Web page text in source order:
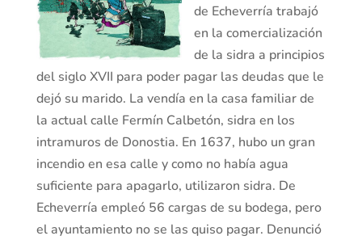
de Echeverría trabajó
en la comercialización
de la sidra a principios
del siglo XVII para poder pagar las deudas que le
dejó su marido. La vendía en la casa familiar de
la actual calle Fermín Calbetón, sidra en los
intramuros de Donostia. En 1637, hubo un gran
incendio en esa calle y como no había agua
suficiente para apagarlo, utilizaron sidra. De
Echeverría empleó 56 cargas de su bodega, pero
el ayuntamiento no se las quiso pagar. Denunció